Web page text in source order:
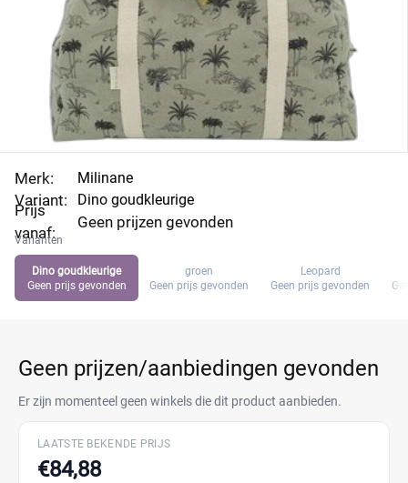
Merk:
Variant:
Prijs
vanaf:
Milinane
Dino goudkleurige
Geen prijzen gevonden
Varianten
Dino goudkleurige
Geen prijs gevonden
groen
Geen prijs gevonden
Leopard
Geen prijs gevonden
Geen prijzen/aanbiedingen gevonden
Er zijn momenteel geen winkels die dit product aanbieden.
LAATSTE BEKENDE PRIJS
€84,88